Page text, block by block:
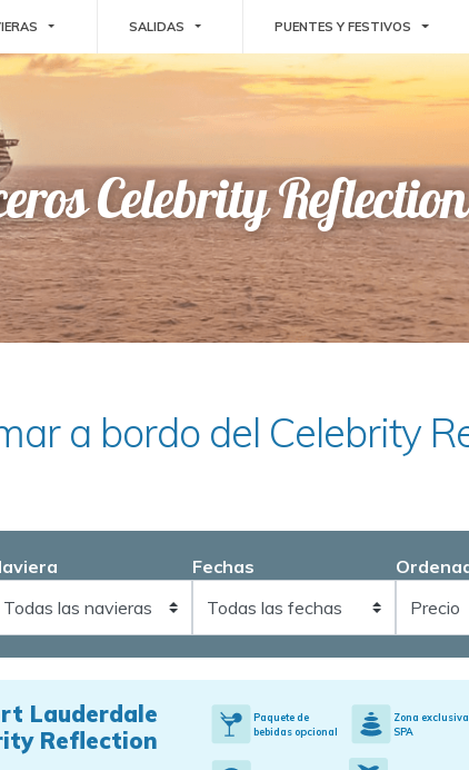
TOGGLE DROPDOWN
SALIDAS TOGGLE DROPDOWNPUENTES Y FESTIVOS
Celebrity Reflection
a bordo del Celebrity
Fechas
Lauderdale
Reflection
Paquete de
bebidas opcional
Zona exclusiva
SPA